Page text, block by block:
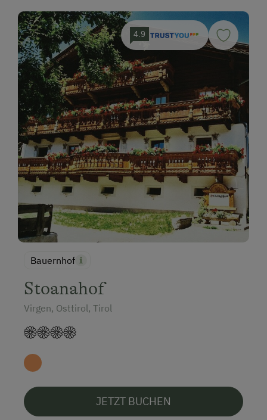
4.9
Bauernhof
Stoanahof
Virgen, Osttirol, Tirol
JETZT BUCHEN